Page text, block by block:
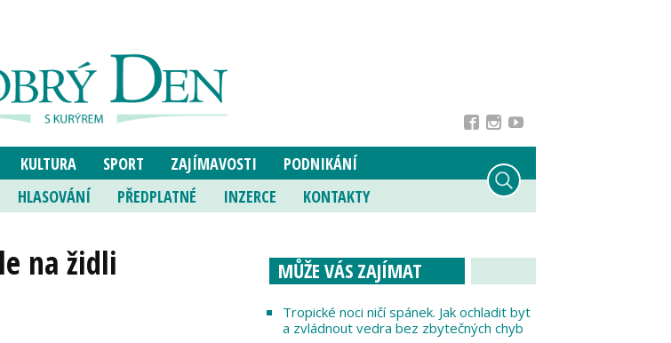
KULTURA SPORT ZAJÍMAVOSTI
PODNIKÁNÍ
HLASOVÁNÍ PŘEDPLATNÉ INZERCE KONTAKTY
na židli MŮŽE VÁS ZAJÍMAT
Tropické noci ničí spánek. Jak ochladit byt
a zvládnout vedra bez zbytečných chyb